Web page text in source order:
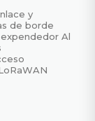
y
de borde
Al